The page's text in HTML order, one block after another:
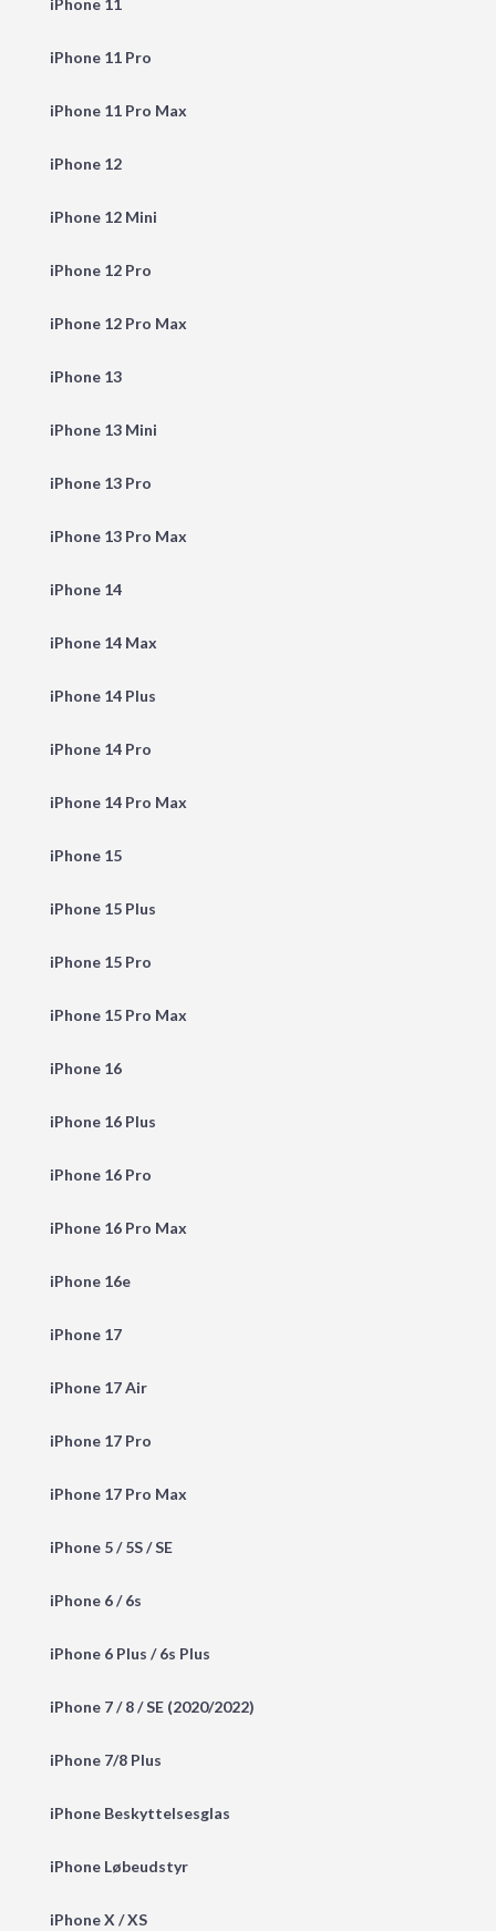
iPhone 11
iPhone 11 Pro
iPhone 11 Pro Max
iPhone 12
iPhone 12 Mini
iPhone 12 Pro
iPhone 12 Pro Max
iPhone 13
iPhone 13 Mini
iPhone 13 Pro
iPhone 13 Pro Max
iPhone 14
iPhone 14 Max
iPhone 14 Plus
iPhone 14 Pro
iPhone 14 Pro Max
iPhone 15
iPhone 15 Plus
iPhone 15 Pro
iPhone 15 Pro Max
iPhone 16
iPhone 16 Plus
iPhone 16 Pro
iPhone 16 Pro Max
iPhone 16e
iPhone 17
iPhone 17 Air
iPhone 17 Pro
iPhone 17 Pro Max
iPhone 5 / 5S / SE
iPhone 6 / 6s
iPhone 6 Plus / 6s Plus
iPhone 7 / 8 / SE (2020/2022)
iPhone 7/8 Plus
iPhone Beskyttelsesglas
iPhone Løbeudstyr
iPhone X / XS